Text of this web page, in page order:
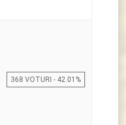
368 VOTURI - 42.01%